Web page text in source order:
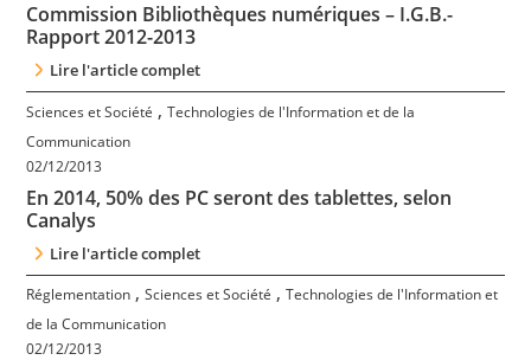
Commission Bibliothèques numériques – I.G.B.-
Rapport 2012-2013
Lire l'article complet
Sciences et Société ,Technologies de l'Information et de la
Communication
02/12/2013
En 2014, 50% des PC seront des tablettes, selon
Canalys
Lire l'article complet
Réglementation ,Sciences et Société ,Technologies de l'Information et
de la Communication
02/12/2013